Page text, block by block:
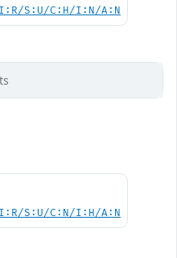
S:U/C:H/I:N/A:N
S:U/C:N/I:H/A:N